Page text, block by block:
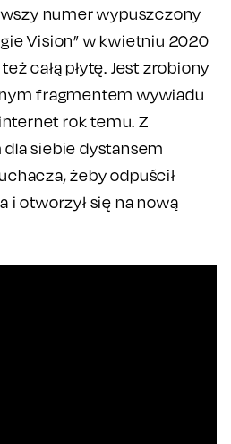
numer wypuszczony
Vision” w kwietniu 2020
całą płytę. Jest zrobiony
fragmentem wywiadu
rok temu. Z
siebie dystansem
żeby odpuścił
i otworzył się na nową